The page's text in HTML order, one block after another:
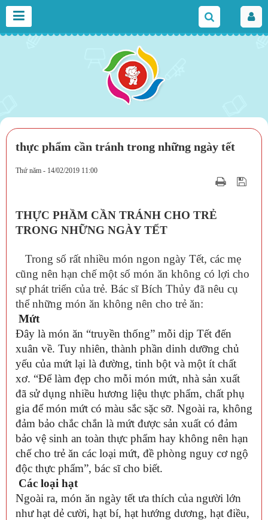
thực phẩm cần tránh trong những ngày tết
Thứ năm - 14/02/2019 11:00
THỰC PHẦM CẦN TRÁNH CHO TRẺ
TRONG NHỮNG NGÀY TẾT
Trong số rất nhiều món ngon ngày Tết, các mẹ
cũng nên hạn chế một số món ăn không có lợi cho
sự phát triển của trẻ. Bác sĩ Bích Thủy đã nêu cụ
thể những món ăn không nên cho trẻ ăn:
Mứt
Đây là món ăn “truyền thống” mỗi dịp Tết đến
xuân về. Tuy nhiên, thành phần dinh dưỡng chủ
yếu của mứt lại là đường, tinh bột và một ít chất
xơ. “Để làm đẹp cho mỗi món mứt, nhà sản xuất
đã sử dụng nhiều hương liệu thực phẩm, chất phụ
gia để món mứt có màu sắc sặc sỡ. Ngoài ra, không
đảm bảo chắc chắn là mứt được sản xuất có đảm
bảo vệ sinh an toàn thực phẩm hay không nên hạn
chế cho trẻ ăn các loại mứt, đề phòng nguy cơ ngộ
độc thực phẩm”, bác sĩ cho biết.
Các loại hạt
Ngoài ra, món ăn ngày tết ưa thích của người lớn
như hạt dẻ cười, hạt bí, hạt hướng dương, hạt điều,